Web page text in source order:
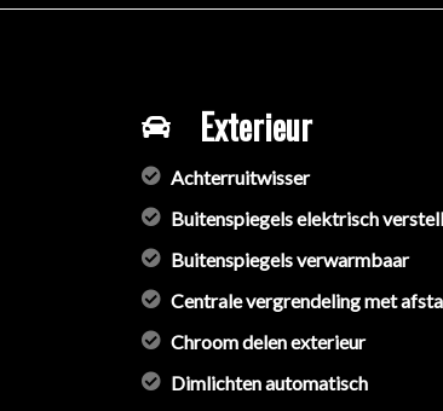
Exterieur
Achterruitwisser
Buitenspiegels elektrisch
Buitenspiegels verwarmbaar
Centrale vergrendeling met
Chroom delen exterieur
Dimlichten automatisch